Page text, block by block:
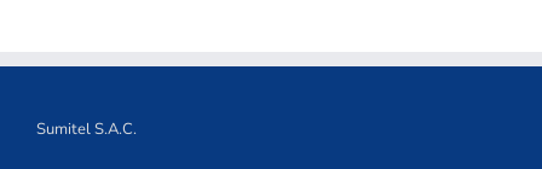
Sumitel S.A.C.